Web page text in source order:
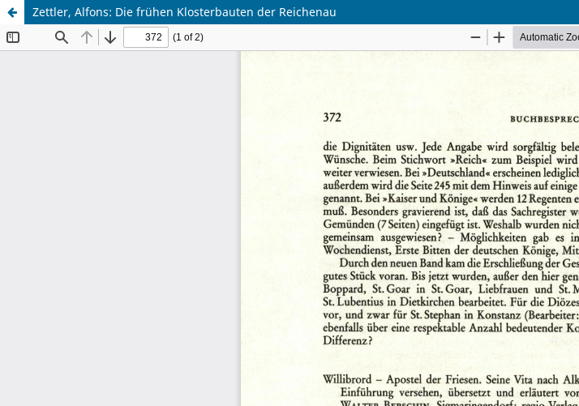
Zettler, Alfons: Die frühen Klosterbauten der Reichenau